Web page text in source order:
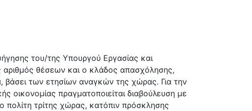
του/της Υπουργού Εργασίας και
αριθμός θέσεων και ο κλάδος απασχόλησης,
βάσει των ετησίων αναγκών της χώρας. Για την
οικονομίας πραγματοποιείται διαβούλευση με
πολίτη τρίτης χώρας, κατόπιν πρόσκλησης